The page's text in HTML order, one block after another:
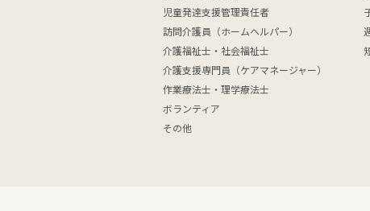
児童発達支援管理責任者
訪問介護員（ホームヘルパー）
介護福祉士・社会福祉士
介護支援専門員（ケアマネージャー）
作業療法士・理学療法士
ボランティア
その他